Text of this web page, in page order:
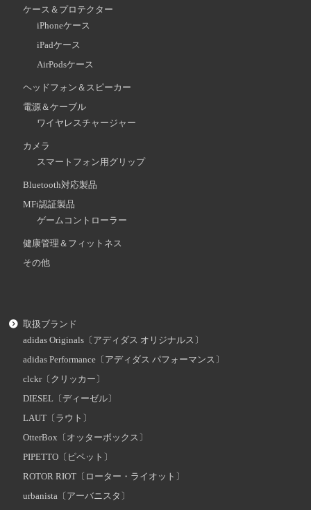
ケース＆プロテクター
iPhoneケース
iPadケース
AirPodsケース
ヘッドフォン＆スピーカー
電源＆ケーブル
ワイヤレスチャージャー
カメラ
スマートフォン用グリップ
Bluetooth対応製品
MFi認証製品
ゲームコントローラー
健康管理＆フィットネス
その他
取扱ブランド
adidas Originals〔アディダス オリジナルス〕
adidas Performance〔アディダス パフォーマンス〕
clckr〔クリッカー〕
DIESEL〔ディーゼル〕
LAUT〔ラウト〕
OtterBox〔オッターボックス〕
PIPETTO〔ピペット〕
ROTOR RIOT〔ローター・ライオット〕
urbanista〔アーバニスタ〕